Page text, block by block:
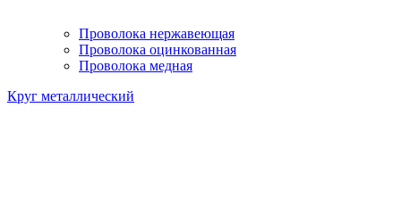
Проволока нержавеющая
Проволока оцинкованная
Проволока медная
Круг металлический